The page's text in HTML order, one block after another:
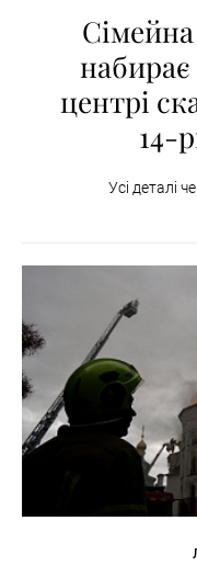
набирає
центрі
14-
Усі деталі